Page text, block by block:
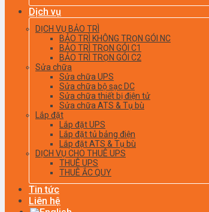
Dịch vụ
DỊCH VỤ BẢO TRÌ
BẢO TRÌ KHÔNG TRỌN GÓI NC
BẢO TRÌ TRỌN GÓI C1
BẢO TRÌ TRỌN GÓI C2
Sửa chữa
Sửa chữa UPS
Sửa chữa bộ sạc DC
Sửa chữa thiết bị điện tử
Sửa chữa ATS & Tụ bù
Lắp đặt
Lắp đặt UPS
Lắp đặt tủ bảng điện
Lắp đặt ATS & Tụ bù
DỊCH VỤ CHO THUÊ UPS
THUÊ UPS
THUÊ ẮC QUY
Tin tức
Liên hệ